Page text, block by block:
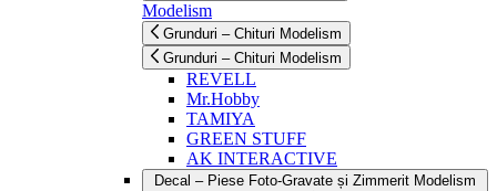
Modelism
Grunduri – Chituri Modelism
Grunduri – Chituri Modelism
REVELL
Mr.Hobby
TAMIYA
GREEN STUFF
AK INTERACTIVE
Decal – Piese Foto-Gravate și Zimmerit Modelism